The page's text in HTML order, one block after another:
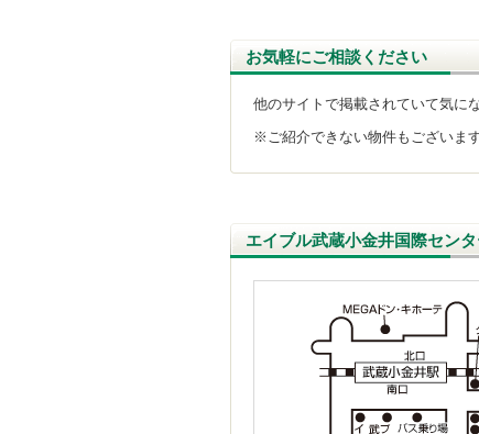
お気軽にご相談ください
他のサイトで掲載されていて気に
※ご紹介できない物件もございま
エイブル武蔵小金井国際セン